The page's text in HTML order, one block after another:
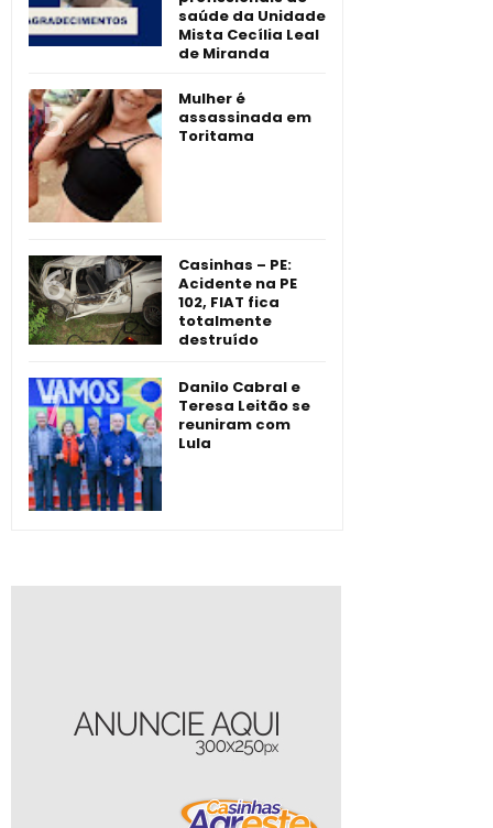
saúde da Unidade
Mista Cecília Leal
de Miranda
Mulher é
assassinada em
Toritama
Casinhas – PE:
Acidente na PE
102, FIAT fica
totalmente
destruído
Danilo Cabral e
Teresa Leitão se
reuniram com
Lula